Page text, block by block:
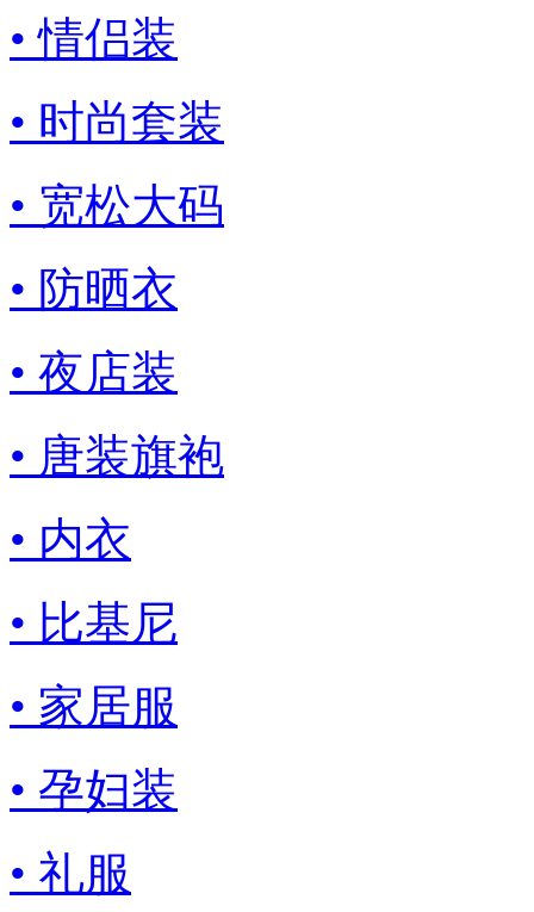
• 情侣装
• 时尚套装
• 宽松大码
• 防晒衣
• 夜店装
• 唐装旗袍
• 内衣
• 比基尼
• 家居服
• 孕妇装
• 礼服